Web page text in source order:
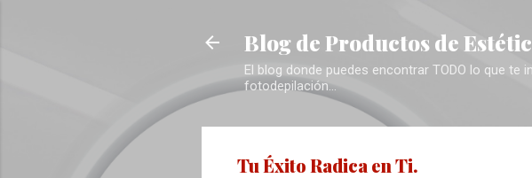
Blog de Productos de
El blog donde puedes encontrar TODO lo que te
fotodepilación...
Tu Éxito Radica en Ti.